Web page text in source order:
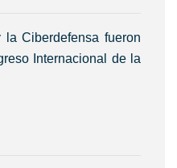
la Ciberdefensa fueron
Internacional de la